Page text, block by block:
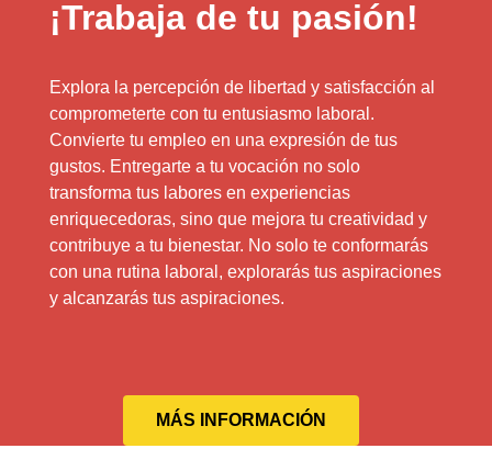
¡Trabaja de tu pasión!
Explora la percepción de libertad y satisfacción al
comprometerte con tu entusiasmo laboral.
Convierte tu empleo en una expresión de tus
gustos. Entregarte a tu vocación no solo
transforma tus labores en experiencias
enriquecedoras, sino que mejora tu creatividad y
contribuye a tu bienestar. No solo te conformarás
con una rutina laboral, explorarás tus aspiraciones
y alcanzarás tus aspiraciones.
MÁS INFORMACIÓN